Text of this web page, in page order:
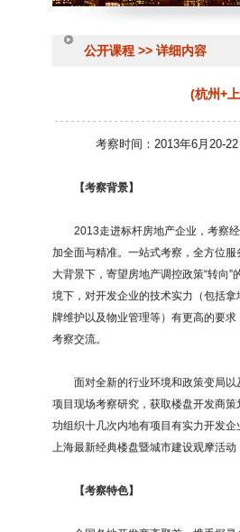
公开课程 >> 详细内容
(杭州+
考察时间：2013年6月20-
【考察背景】
2013走进标杆房地产企业，考察经
加全面与精准。一站式考察，全方位
大背景下，寄望房地产调控政策“转向
境下，对开发企业的技术实力（包括
牌维护以及物业管理等）有更高的要
考察交流。
面对全新的行业环境和政策变局以
项目现场考察研究，获取楼盘开发商
功组织十几次内地有项目有实力开发
上海最新经典楼盘暨城市建设观摩活动
【考察特色】